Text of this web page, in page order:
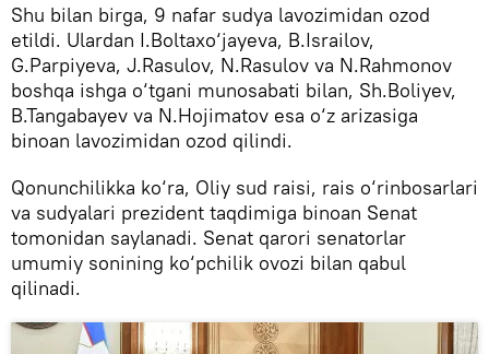
Shu bilan birga, 9 nafar sudya lavozimidan ozod
etildi. Ulardan I.Boltaxo‘jayeva, B.Israilov,
G.Parpiyeva, J.Rasulov, N.Rasulov va N.Rahmonov
boshqa ishga o‘tgani munosabati bilan, Sh.Boliyev,
B.Tangabayev va N.Hojimatov esa o‘z arizasiga
binoan lavozimidan ozod qilindi.
Qonunchilikka ko‘ra, Oliy sud raisi, rais o‘rinbosarlari
va sudyalari prezident taqdimiga binoan Senat
tomonidan saylanadi. Senat qarori senatorlar
umumiy sonining ko‘pchilik ovozi bilan qabul
qilinadi.